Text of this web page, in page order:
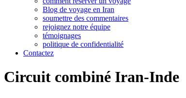
Blog de voyage en Iran
soumettre des commentaires
rejoignez notre équipe
témoignages
politique de confidentialité
Contactez
Circuit combiné Iran-Inde